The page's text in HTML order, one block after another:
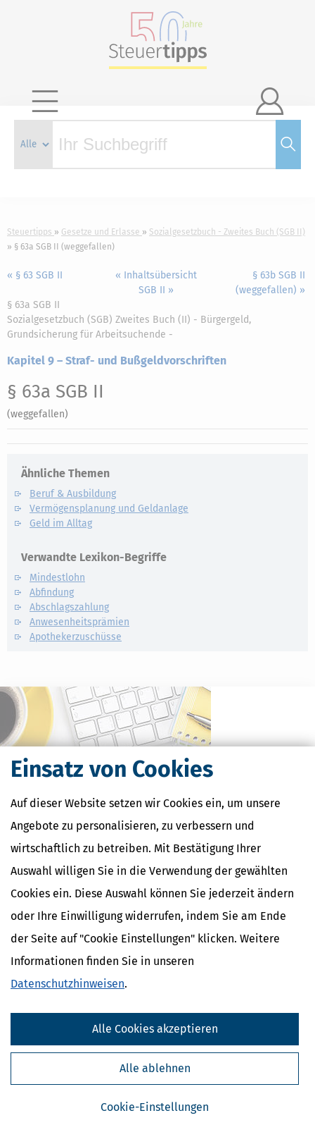
Einsatz von Cookies
Auf dieser Website setzen wir Cookies ein, um unsere
Angebote zu personalisieren, zu verbessern und
wirtschaftlich zu betreiben. Mit Bestätigung Ihrer
Auswahl willigen Sie in die Verwendung der gewählten
Cookies ein. Diese Auswahl können Sie jederzeit ändern
oder Ihre Einwilligung widerrufen, indem Sie am Ende
der Seite auf "Cookie Einstellungen" klicken. Weitere
Informationen finden Sie in unseren
Datenschutzhinweisen.
Cookie-Einstellungen
Alle ablehnen
Alle Cookies akzeptieren

Steuertipps Gesetze und Erlasse
Sozialgesetzbuch - Zweites Buch (SGB II)
§ 63a SGB II (weggefallen)
« § 63 SGB II
« Inhaltsübersicht
SGB II »
§ 63b SGB II
(weggefallen) »
§ 63a SGB II
Sozialgesetzbuch (SGB) Zweites Buch (II) - Bürgergeld,
Grundsicherung für Arbeitsuchende -
Kapitel 9 – Straf- und Bußgeldvorschriften
§ 63a SGB II
(weggefallen)
Ähnliche Themen
Beruf & Ausbildung
Vermögensplanung und Geldanlage
Geld im Alltag
Verwandte Lexikon-Begriffe
Mindestlohn
Abfindung
Abschlagszahlung
Anwesenheitsprämien
Apothekerzuschüsse
Kostenlose Steuertipps & News
Absenden
Steuertipps Selbstständige
Geldtipps
Ja, ich möchte die kostenlosen Newsletter
von Steuertipps abonnieren. Die
Meine Einwilligung kann ich jederzeit durch
Abbestellung des Newsletters widerrufen.